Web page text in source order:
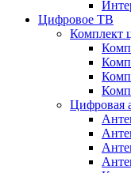
Цифровое ТВ
Комплект
Цифровая